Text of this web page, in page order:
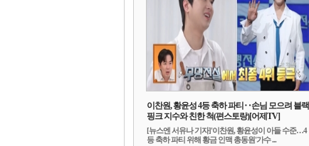
이찬원, 황윤성 4등 축하 파티‥손님 모으려 블랙
핑크 지수와 친한 척(편스토랑)[어제TV]
[뉴스엔 서유나 기자]'이찬원, 황윤성이 아들 수준…4
등 축하 파티 위해 황금 인맥 총동원'가수 ...